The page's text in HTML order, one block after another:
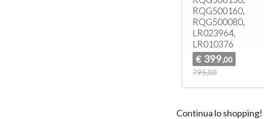
RQG500160,
RQG500080,
LR023964,
LR010376
€ 399,00
795,00
Continua lo shopping!